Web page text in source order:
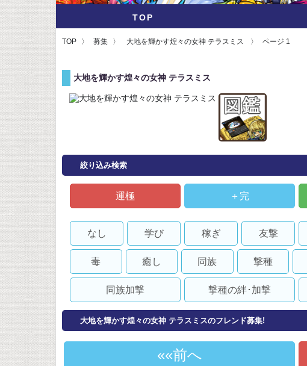
TOP
TOP 募集 大地を輝かす煌々の女神 テラスミス ページ 1
大地を輝かす煌々の女神 テラスミス
絞り込み検索
運極 ＋完
なし 学び 稼ぎ 友撃
毒 癒し 同族 撃種
同族加撃 撃種の絆･加撃
大地を輝かす煌々の女神 テラスミスのフレンド募集!
«前へ